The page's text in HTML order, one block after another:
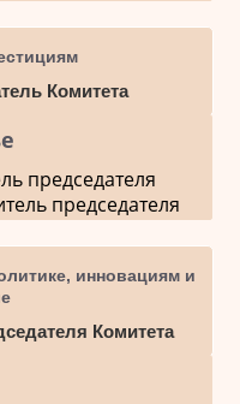
Комитета
председателя
председателя
инновациям и
Комитета